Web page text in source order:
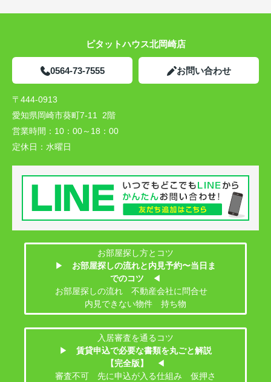
ピタットハウス北岡崎店
0564-73-7555 お問い合わせ
〒444-0913
愛知県岡崎市葵町7-11 2階
営業時間： 10：00～18：00
定休日： 水曜日
お部屋探し方とコツ
▶
お部屋探しの流れと内見予約〜当日ま
でのコツ
◀
お部屋探しの流れ 不動産会社に問合せ
内見できない物件 持ち物
入居審査を通るコツ
▶
賃貸申込で必要な書類を丸ごと解説
【完全版】
◀
審査不可 先に申込が入る仕組み 仮押さ